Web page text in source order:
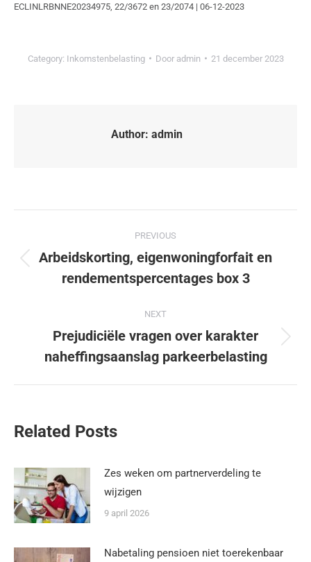
ECLINLRBNNE20234975, 22/3672 en 23/2074 | 06-12-2023
Category: Inkomstenbelasting Door admin 21 december 2023
Author: admin
PREVIOUS
Arbeidskorting, eigenwoningforfait en
rendementspercentages box 3
NEXT
Prejudiciële vragen over karakter
naheffingsaanslag parkeerbelasting
Related Posts
Zes weken om partnerverdeling te
wijzigen
9 april 2026
Nabetaling pensioen niet toerekenbaar